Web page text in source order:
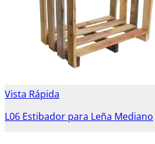
Vista Rápida
L06 Estibador para Leña Mediano